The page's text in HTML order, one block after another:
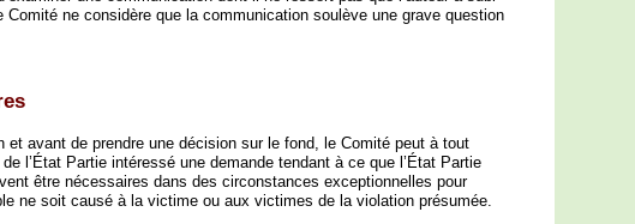
ne considère que la communication soulève une grave question
et avant de prendre une décision sur le fond, le Comité peut à tout
l’État Partie intéressé une demande tendant à ce que l’État Partie
être nécessaires dans des circonstances exceptionnelles pour
ne soit causé à la victime ou aux victimes de la violation présumée.